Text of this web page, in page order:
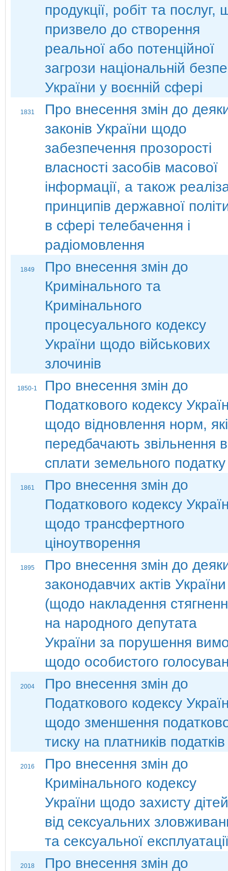
продукції, робіт та послуг,
призвело до створення
реальної або потенційної
загрози національній
України у воєнній сфері
1831
Про внесення змін до
законів України щодо
забезпечення прозорості
власності засобів масової
інформації, а також
принципів державної
в сфері телебачення і
радіомовлення
1849
Про внесення змін до
Кримінального та
Кримінального
процесуального кодексу
України щодо військових
злочинів
1850-1
Про внесення змін до
Податкового кодексу
щодо відновлення норм, які
передбачають звільнення
сплати земельного податку
1861
Про внесення змін до
Податкового кодексу
щодо трансфертного
ціноутворення
1895
Про внесення змін до
законодавчих актів України
(щодо накладення
на народного депутата
України за порушення
щодо особистого
2004
Про внесення змін до
Податкового кодексу
щодо зменшення
тиску на платників податків
2016
Про внесення змін до
Кримінального кодексу
України щодо захисту дітей
від сексуальних
та сексуальної
2018 Про внесення змін до